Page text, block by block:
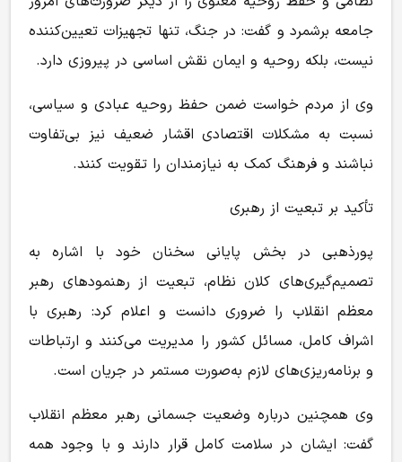
جامعه برشمرد و گفت: در جنگ، تنها تجهیزات تعیین‌کننده
نیست، بلکه روحیه و ایمان نقش اساسی در پیروزی دارد.
وی از مردم خواست ضمن حفظ روحیه عبادی و سیاسی،
نسبت به مشکلات اقتصادی اقشار ضعیف نیز بی‌تفاوت
نباشند و فرهنگ کمک به نیازمندان را تقویت کنند.
تأکید بر تبعیت از رهبری
پورذهبی در بخش پایانی سخنان خود با اشاره به
تصمیم‌گیری‌های کلان نظام، تبعیت از رهنمودهای رهبر
معظم انقلاب را ضروری دانست و اعلام کرد: رهبری با
اشراف کامل، مسائل کشور را مدیریت می‌کنند و ارتباطات
و برنامه‌ریزی‌های لازم به‌صورت مستمر در جریان است.
وی همچنین درباره وضعیت جسمانی رهبر معظم انقلاب
گفت: ایشان در سلامت کامل قرار دارند و با وجود همه